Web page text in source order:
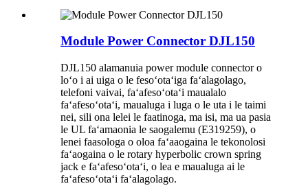
Module Power Connector DJL150
DJL150 alamanuia power module connector o
loʻo i ai uiga o le fesoʻotaʻiga faʻalagolago,
telefoni vaivai, faʻafesoʻotaʻi maualalo
faʻafesoʻotaʻi, maualuga i luga o le uta i le taimi
nei, sili ona lelei le faatinoga, ma isi, ma ua pasia
le UL faʻamaonia le saogalemu (E319259), o
lenei faasologa o oloa faʻaaogaina le tekonolosi
faʻaogaina o le rotary hyperbolic crown spring
jack e faʻafesoʻotaʻi, o lea e maualuga ai le
faʻafesoʻotaʻi faʻalagolago.